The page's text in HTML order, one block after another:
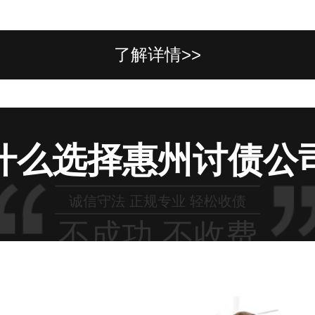
了解详情>>
么选择惠州讨债公
诚信守法 正规专业 轻松收债
不成功 不收费